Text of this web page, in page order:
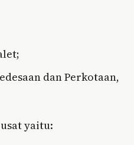
dan Perkotaan,
yaitu: